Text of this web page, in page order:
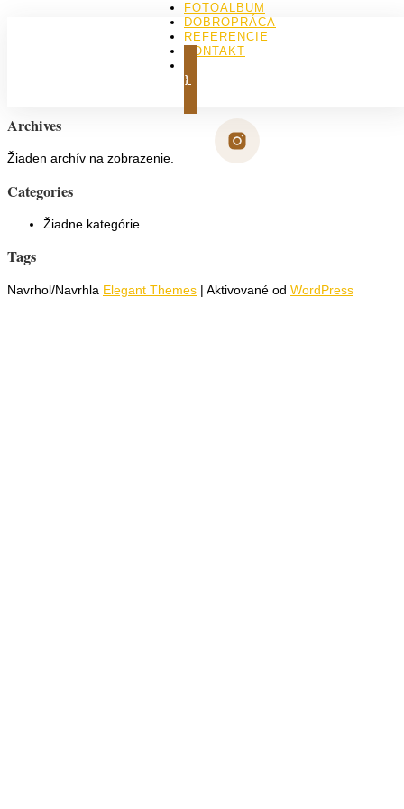
FOTOALBUM
DOBROPRÁCA
REFERENCIE
KONTAKT
Neboli nájdené žiadne výsledky
Požadovaná stránka nebola nájdená. Skúste spresniť vaše
Archives
Žiaden archív na zobrazenie.
Categories
Žiadne kategórie
Tags
Navrhol/Navrhla Elegant Themes | Aktivované od WordPress